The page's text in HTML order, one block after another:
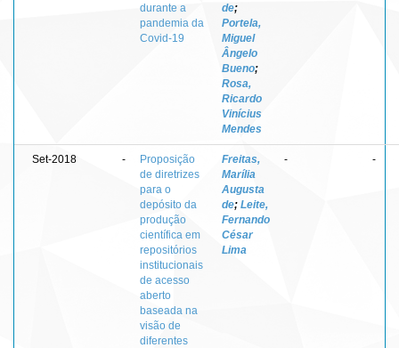
durante a
pandemia da
Covid-19
de;
Portela,
Miguel
Ângelo
Bueno;
Rosa,
Ricardo
Vinícius
Mendes
Set-2018 -
Proposição
de diretrizes
para o
depósito da
produção
científica em
repositórios
institucionais
de acesso
aberto
baseada na
visão de
diferentes
Freitas,
Marília
Augusta
de; Leite,
Fernando
César
Lima
- -